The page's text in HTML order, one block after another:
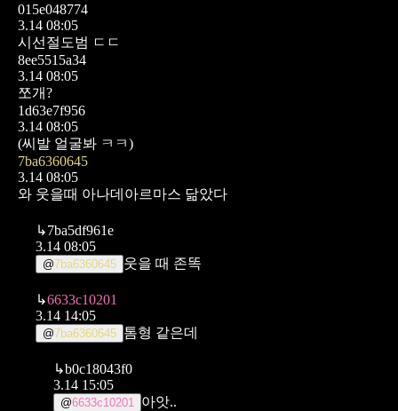
015e048774
3.14 08:05
시선절도범 ㄷㄷ
8ee5515a34
3.14 08:05
쪼개?
1d63e7f956
3.14 08:05
(씨발 얼굴봐 ㅋㅋ)
7ba6360645
3.14 08:05
와 웃을때 아나데아르마스 닮았다
↳7ba5df961e
3.14 08:05
@7ba6360645 웃을 때 존똑
↳6633c10201
3.14 14:05
@7ba6360645 톰형 같은데
↳b0c18043f0
3.14 15:05
@6633c10201 아앗..